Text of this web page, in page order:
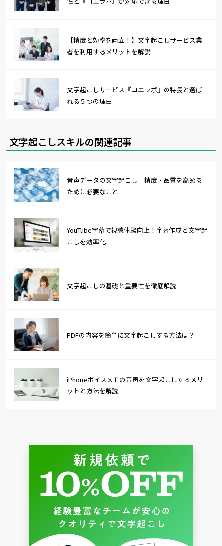
【精度と効率を両立！】文字起こしサービス業
者を利用するメリットを解説
文字起こしサービス『コエラボ』の特長と選ば
れる５つの理由
文字起こしスキルの関連記事
音声データの文字起こし｜精度・品質を高める
ために必要なこと
YouTube字幕で視聴体験向上！字幕作成と文字起
こしを効率化
文字起こしの基礎と重要性を徹底解説
PDFの内容を簡単に文字起こしする方法は？
iPhoneボイスメモの音声を文字起こしするメリ
ットと方法を解説